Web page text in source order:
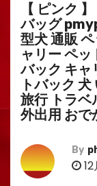
【 ピンク
バッグ
型犬 通販
ャリー ペ
バック キャ
トバック
旅行 トラベ
外出用 おで
By